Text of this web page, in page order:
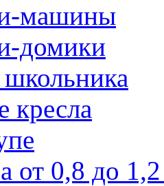
машины
домики
кресла
от 0,8 до